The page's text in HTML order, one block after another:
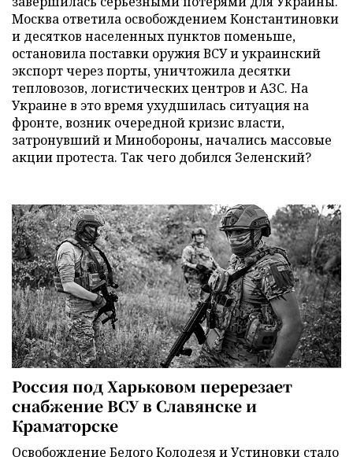
Москва ответила освобождением Константиновки
и десятков населенных пунктов поменьше,
остановила поставки оружия ВСУ и украинский
экспорт через порты, уничтожила десятки
тепловозов, логистических центров и АЗС. На
Украине в это время ухудшилась ситуация на
фронте, возник очередной кризис власти,
затронувший и Минобороны, начались массовые
акции протеста. Так чего добился Зеленский?
Россия под Харьковом перерезает
снабжение ВСУ в Славянске и
Краматорске
Освобождение Белого Колодезя и Устиновки стало